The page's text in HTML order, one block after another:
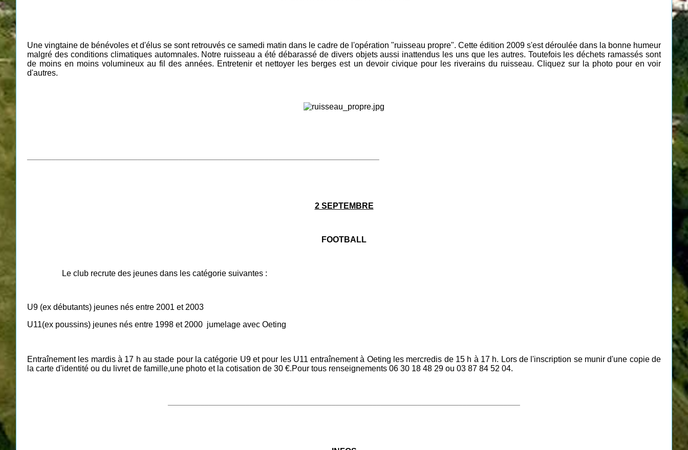
Une vingtaine de bénévoles et d'élus se sont retrouvés ce samedi matin dans le cadre de l'opération "ruisseau propre". Cette édition 2009 s'est déroulée dans la bonne humeur
malgré des conditions climatiques automnales. Notre ruisseau a été débarassé de divers objets aussi inattendus les uns que les autres. Toutefois les déchets ramassés sont
de moins en moins volumineux au fil des années. Entretenir et nettoyer les berges est un devoir civique pour les riverains du ruisseau. Cliquez sur la photo pour en voir
d'autres.
2 SEPTEMBRE
FOOTBALL
Le club recrute des jeunes dans les catégorie suivantes :
U9 (ex débutants) jeunes nés entre 2001 et 2003
U11(ex poussins) jeunes nés entre 1998 et 2000 jumelage avec Oeting
Entraînement les mardis à 17 h au stade pour la catégorie U9 et pour les U11 entraînement à Oeting les mercredis de 15 h à 17 h. Lors de l'inscription se munir d'une copie de
la carte d'identité ou du livret de famille,une photo et la cotisation de 30 €.Pour tous renseignements 06 30 18 48 29 ou 03 87 84 52 04.